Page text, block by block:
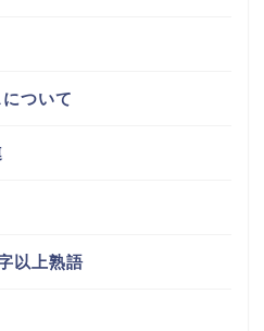
ついて
以上熟語